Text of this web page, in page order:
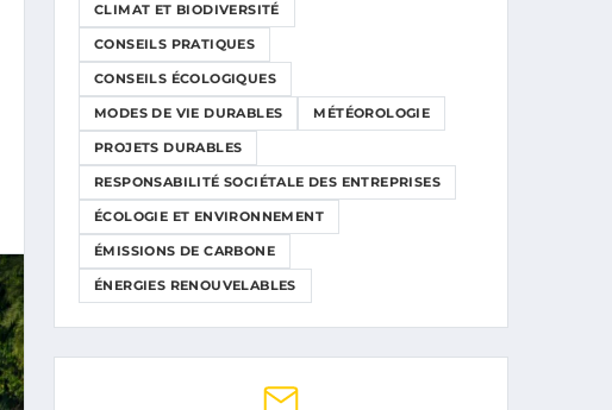
CLIMAT ET BIODIVERSITÉ
CONSEILS PRATIQUES
CONSEILS ÉCOLOGIQUES
MODES DE VIE DURABLES MÉTÉOROLOGIE
PROJETS DURABLES
RESPONSABILITÉ SOCIÉTALE DES ENTREPRISES
ÉCOLOGIE ET ENVIRONNEMENT
ÉMISSIONS DE CARBONE
ÉNERGIES RENOUVELABLES